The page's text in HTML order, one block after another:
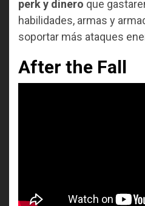
perk y dinero que
habilidades, armas y
soportar más ataques
After the Fall